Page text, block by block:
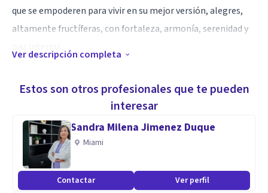
que se empoderen para vivir en su mejor versión, alegres,
altamente fructíferas, con fortaleza, armonía, serenidad y
Ofrezco Terapias ONLINE
Aptitudes
Tengo un espíritu en permanente crecimiento, desarrollo
personal y profesional. Sensibilidad por la Humanidad,
Control, Negociación, Análisis, Sensatez, Tolerancia al
Ver descripción completa
Estos son otros profesionales que te pueden
interesar
Sandra Milena Jimenez Duque
Miami
Contactar Ver perfil